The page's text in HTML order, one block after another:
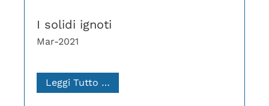
I solidi ignoti
Mar-2021
Leggi Tutto …